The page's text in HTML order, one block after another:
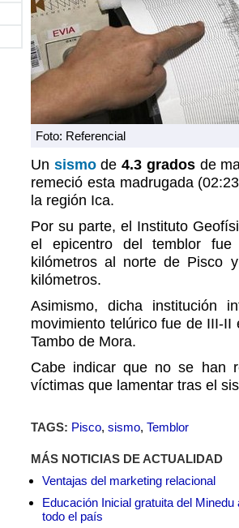
Foto: Referencial
Un sismode4.3 gradosde
remeció esta madrugada
la región Ica.
Por su parte, el Instituto
el epicentro del temblor
kilómetros al norte de Pisco
kilómetros.
Asimismo, dicha institución
movimiento telúrico fue de III-
Tambo de Mora.
Cabe indicar que no se han
víctimas que lamentar tras el
TAGS: Pisco, sismo, Temblor
MÁS NOTICIAS DE ACTUALIDAD
Ventajas del marketing relacional
Educación Inicial gratuita del
todo el país